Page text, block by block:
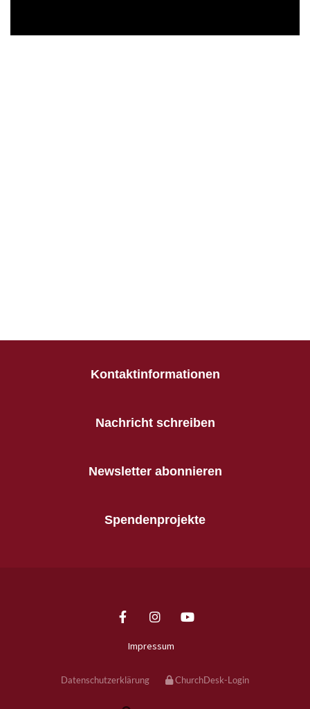
Kontaktinformationen
Nachricht schreiben
Newsletter abonnieren
Spendenprojekte
Impressum
Datenschutzerklärung ChurchDesk-Login